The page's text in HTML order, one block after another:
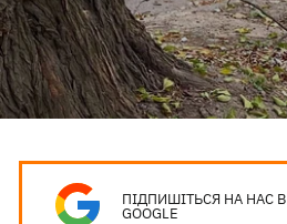
ПІДПИШІТЬСЯ НА НАС В
GOOGLE